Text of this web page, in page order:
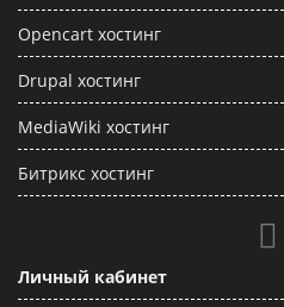
Opencart хостинг
Drupal хостинг
MediaWiki хостинг
Битрикс хостинг
Личный кабинет